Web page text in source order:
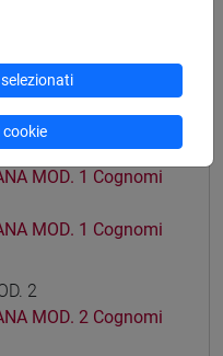
1
MOD. 1 Cognomi
MOD. 1 Cognomi
2
MOD. 2 Cognomi